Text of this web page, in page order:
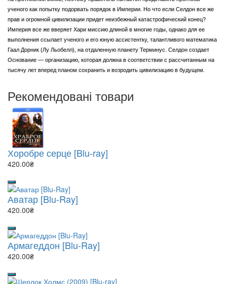
ученого как попытку подорвать порядок в Империи. Но что если Селдон все же
прав и огромной цивилизации придет неизбежный катастрофический конец?
Империя все же вверяет Хари миссию длиной в многие годы, однако для ее
выполнения ссылает ученого и его юную ассистентку, талантливого математика
Гаал Дорник (Лу Льобелл), на отдаленную планету Терминус. Селдон создает
Основание — организацию, которая должна в соответствии с рассчитанным на
тысячу лет вперед планом сохранить и возродить цивилизацию в будущем.
Рекомендовані товари
Хоробре серце [Blu-ray]
420.00₴
Аватар [Blu-Ray]
420.00₴
Армагеддон [Blu-Ray]
420.00₴